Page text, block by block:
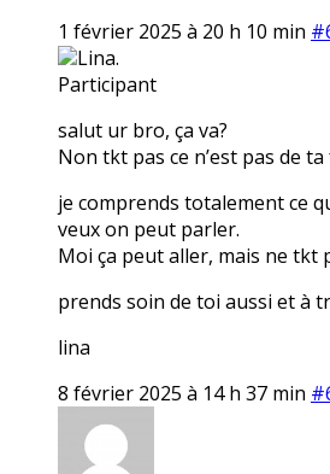
1 février 2025 à 20 h 10 min
Lina.
Participant
salut ur bro, ça va?
Non tkt pas ce n’est pas de
je comprends totalement ce
veux on peut parler.
Moi ça peut aller, mais ne tkt
prends soin de toi aussi et à
lina
8 février 2025 à 14 h 37 min